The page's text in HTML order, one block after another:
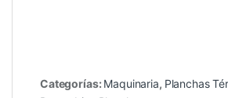
Categorías: Maquinaria, Planchas